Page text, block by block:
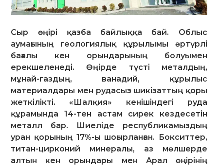
Сыр өңірі қазба байлыққа бай. Облыс
аумағының геологиялық құрылымы әртүрлі
бағалы кен орындарының болуымен
ерекшеленеді. Өңірде түсті металдың,
мұнай-газдың, ванадий, құрылыс
материалдары мен рудасыз шикізаттың қоры
жеткілікті. «Шалқия» кенішіндегі руда
құрамында 14-тен астам сирек кездесетін
металл бар. Шиеліде республикамыздың
уран қорының 17%-ы шоғырланған. Бокситтер,
титан-цирконий минералы, аз мөлшерде
алтын кен орындары мен Арал өңірінің